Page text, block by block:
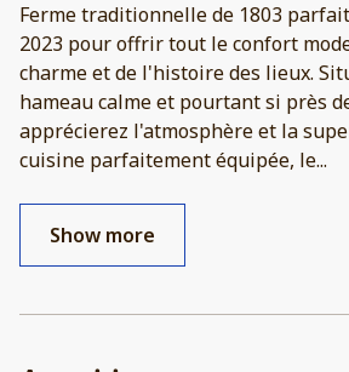
Ferme traditionnelle de 1803
2023 pour offrir tout le confort
charme et de l'histoire des lieux.
hameau calme et pourtant si près
apprécierez l'atmosphère et la
cuisine parfaitement équipée, le...
Show more